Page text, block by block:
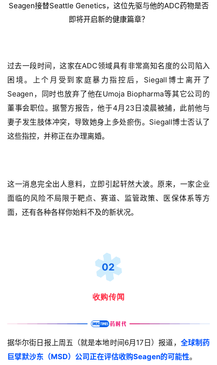
Seagen接替Seattle Genetics，这位先驱与他的ADC药物是否
即将开启新的健康篇章？
过去一段时间，这家在ADC领域具有非常高知名度的公司陷入
困境。上个月受到家庭暴力指控后，Siegall博士离开了
Seagen，同时也放弃了他在Umoja Biopharma等其它公司的
董事会职位。据警方报告，他于4月23日凌晨被捕，此前他与
妻子发生肢体冲突，导致她身上多处瘀伤。Siegall博士否认了
这些指控，并称正在办理离婚。
这一消息完全出人意料，立即引起轩然大波。原来，一家企业
面临的风险不局限于靶点、赛道、监管政策、医保体系等方
面，还有各种各样你始料不及的新状况。
02
收购传闻
据华尔街日报上周五（就是本地时间6月17日）报道， 全球制药
巨擘默沙东（MSD）公司正在评估收购Seagen的可能性。